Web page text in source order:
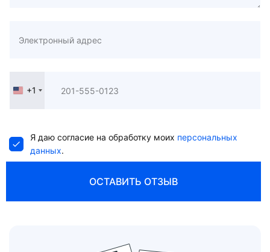
United
+1
Я даю согласие на обработку моих персональных
данных.
ОСТАВИТЬ ОТЗЫВ